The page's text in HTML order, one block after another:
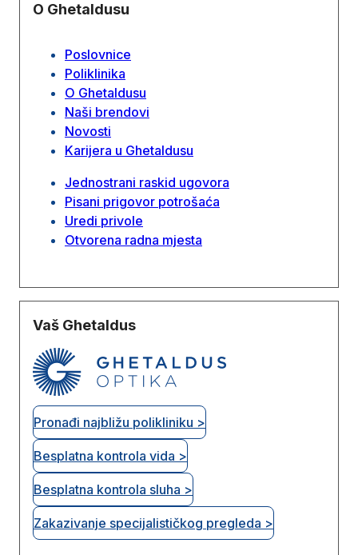
O Ghetaldusu
Poslovnice
Poliklinika
O Ghetaldusu
Naši brendovi
Novosti
Karijera u Ghetaldusu
Jednostrani raskid ugovora
Pisani prigovor potrošaća
Uredi privole
Otvorena radna mjesta
Vaš Ghetaldus
Pronađi najbližu polikliniku >
Besplatna kontrola vida >
Besplatna kontrola sluha >
Zakazivanje specijalističkog pregleda >